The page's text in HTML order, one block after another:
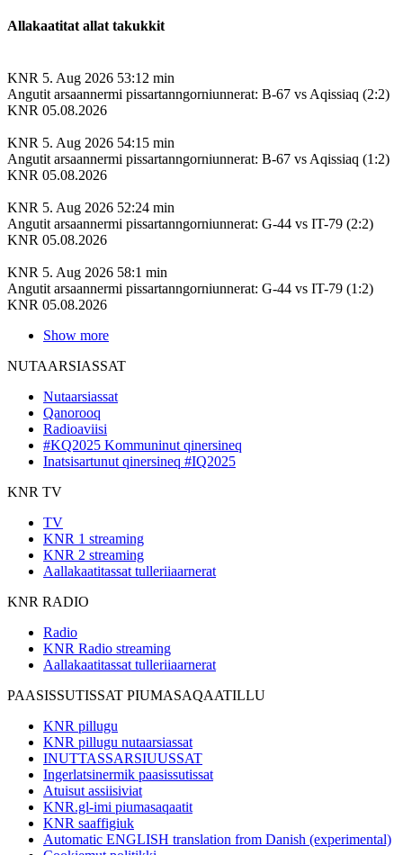
Allakaatitat allat takukkit
KNR 5. Aug 2026 53:12 min
Angutit arsaannermi pissartanngorniunnerat: B-67 vs Aqissiaq (2:2)
KNR 05.08.2026
KNR 5. Aug 2026 54:15 min
Angutit arsaannermi pissartanngorniunnerat: B-67 vs Aqissiaq (1:2)
KNR 05.08.2026
KNR 5. Aug 2026 52:24 min
Angutit arsaannermi pissartanngorniunnerat: G-44 vs IT-79 (2:2)
KNR 05.08.2026
KNR 5. Aug 2026 58:1 min
Angutit arsaannermi pissartanngorniunnerat: G-44 vs IT-79 (1:2)
KNR 05.08.2026
Show more
NUTAARSIASSAT
Nutaarsiassat
Qanorooq
Radioaviisi
#KQ2025 Kommuninut qinersineq
Inatsisartunut qinersineq #IQ2025
KNR TV
TV
KNR 1 streaming
KNR 2 streaming
Aallakaatitassat tulleriiaarnerat
KNR RADIO
Radio
KNR Radio streaming
Aallakaatitassat tulleriiaarnerat
PAASISSUTISSAT PIUMASAQAATILLU
KNR pillugu
KNR pillugu nutaarsiassat
INUTTASSARSIUUSSAT
Ingerlatsinermik paasissutissat
Atuisut assiisiviat
KNR.gl-imi piumasaqaatit
KNR saaffigiuk
Automatic ENGLISH translation from Danish (experimental)